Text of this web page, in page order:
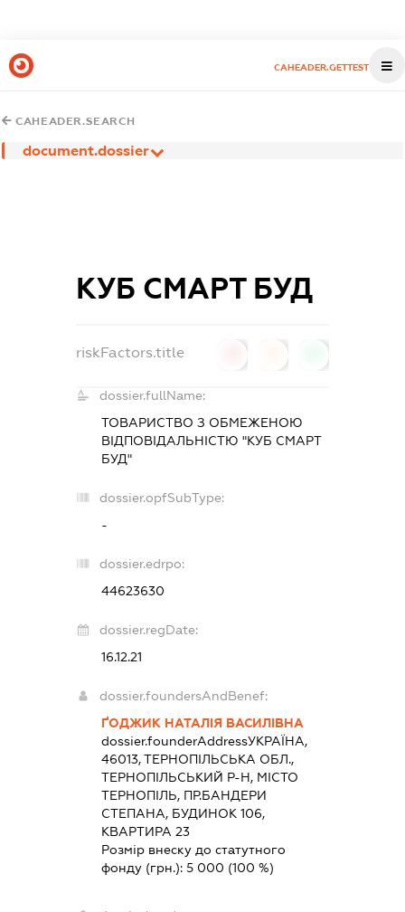
CAHEADER.GETTEST
CAHEADER.SEARCH
document.dossier
КУБ СМАРТ БУД
riskFactors.title
dossier.fullName:
ТОВАРИСТВО З ОБМЕЖЕНОЮ
ВІДПОВІДАЛЬНІСТЮ "КУБ СМАРТ
БУД"
dossier.opfSubType:
-
dossier.edrpo:
44623630
dossier.regDate:
16.12.21
dossier.foundersAndBenef:
ҐОДЖИК НАТАЛІЯ ВАСИЛІВНА
dossier.founderAddressУКРАЇНА,
46013, ТЕРНОПІЛЬСЬКА ОБЛ.,
ТЕРНОПІЛЬСЬКИЙ Р-Н, МІСТО
ТЕРНОПІЛЬ, ПР.БАНДЕРИ
СТЕПАНА, БУДИНОК 106,
КВАРТИРА 23
Розмір внеску до статутного
фонду (грн.): 5 000 (100 %)